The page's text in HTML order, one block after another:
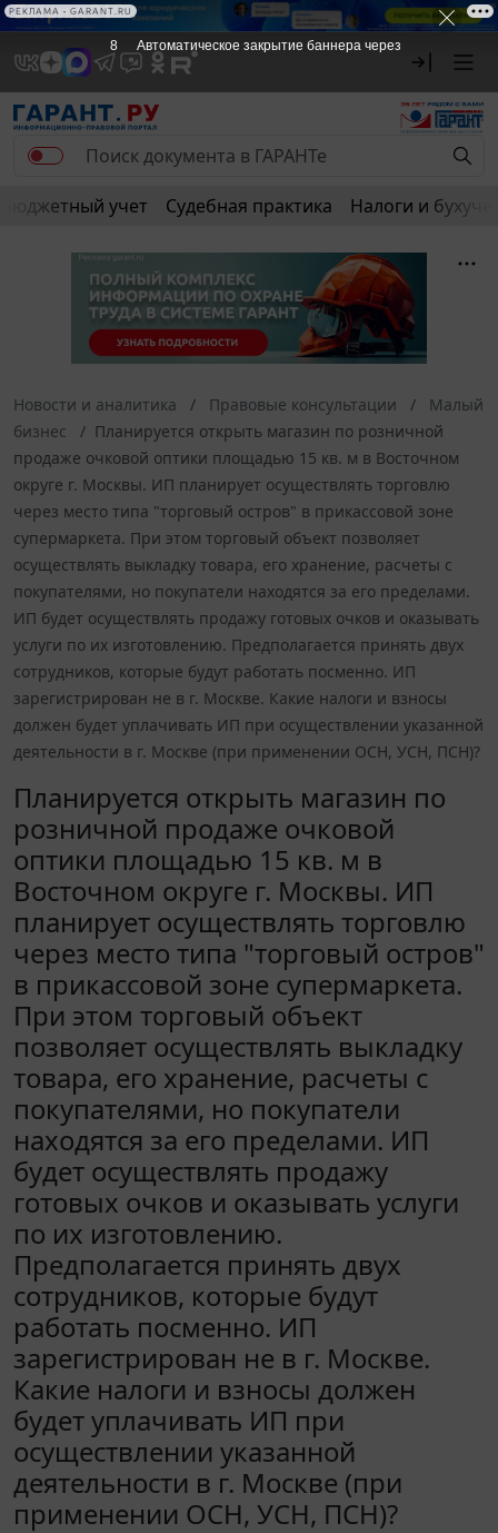
Бюджетный учет Судебная практика Налоги и
Новости и аналитика Правовые консультации
Малый
бизнес
Планируется открыть магазин по розничной
продаже очковой оптики площадью 15 кв. м в Восточном
округе г. Москвы. ИП планирует осуществлять торговлю
через место типа "торговый остров" в прикассовой зоне
супермаркета. При этом торговый объект позволяет
осуществлять выкладку товара, его хранение, расчеты с
покупателями, но покупатели находятся за его пределами.
ИП будет осуществлять продажу готовых очков и оказывать
услуги по их изготовлению. Предполагается принять двух
сотрудников, которые будут работать посменно. ИП
зарегистрирован не в г. Москве. Какие налоги и взносы
должен будет уплачивать ИП при осуществлении указанной
деятельности в г. Москве (при применении ОСН, УСН, ПСН)?
Планируется открыть магазин по
розничной продаже очковой
оптики площадью 15 кв. м в
Восточном округе г. Москвы. ИП
планирует осуществлять торговлю
через место типа "торговый остров"
в прикассовой зоне супермаркета.
При этом торговый объект
позволяет осуществлять выкладку
товара, его хранение, расчеты с
покупателями, но покупатели
находятся за его пределами. ИП
будет осуществлять продажу
готовых очков и оказывать услуги
по их изготовлению.
Предполагается принять двух
сотрудников, которые будут
работать посменно. ИП
зарегистрирован не в г. Москве.
Какие налоги и взносы должен
будет уплачивать ИП при
осуществлении указанной
деятельности в г. Москве (при
применении ОСН, УСН, ПСН)?
7 Автоматическое закрытие баннера через
РЕКЛАМА • GARANT.RU